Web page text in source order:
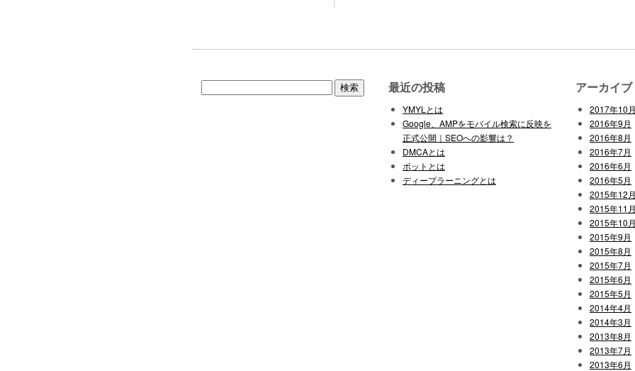
最近の投稿
YMYLとは
Google、AMPをモバイル検索に反映を
正式公開｜SEOへの影響は？
DMCAとは
ボットとは
ディープラーニングとは
アーカイブ
2017年10月
2016年9月
2016年8月
2016年7月
2016年6月
2016年5月
2015年12月
2015年11月
2015年10月
2015年9月
2015年8月
2015年7月
2015年6月
2015年5月
2014年4月
2014年3月
2013年8月
2013年7月
2013年6月